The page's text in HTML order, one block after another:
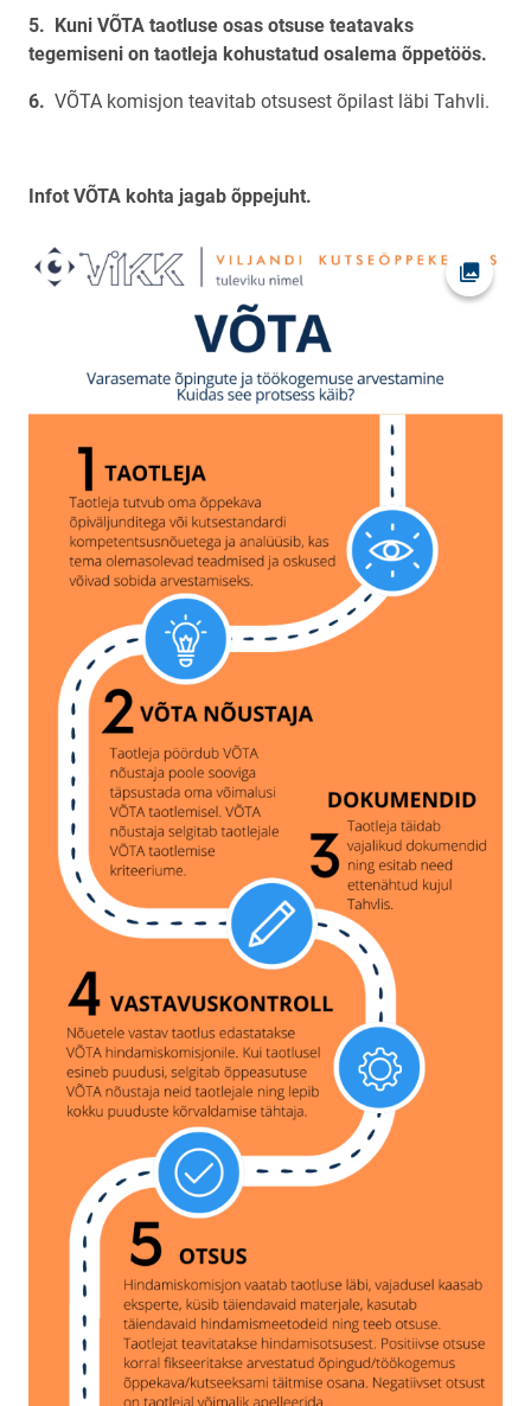
Kuni VÕTA taotluse osas otsuse teatavaks
tegemiseni on taotleja kohustatud osalema õppetöös.
VÕTA komisjon teavitab otsusest õpilast läbi Tahvli.
Infot VÕTA kohta jagab õppejuht.
Ava